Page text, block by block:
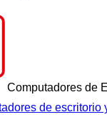
Computadores de
de escritorio